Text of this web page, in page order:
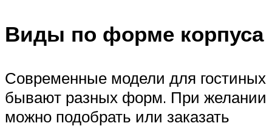
Виды по форме корпуса
Современные модели для гостиных
бывают разных форм. При желании
можно подобрать или заказать